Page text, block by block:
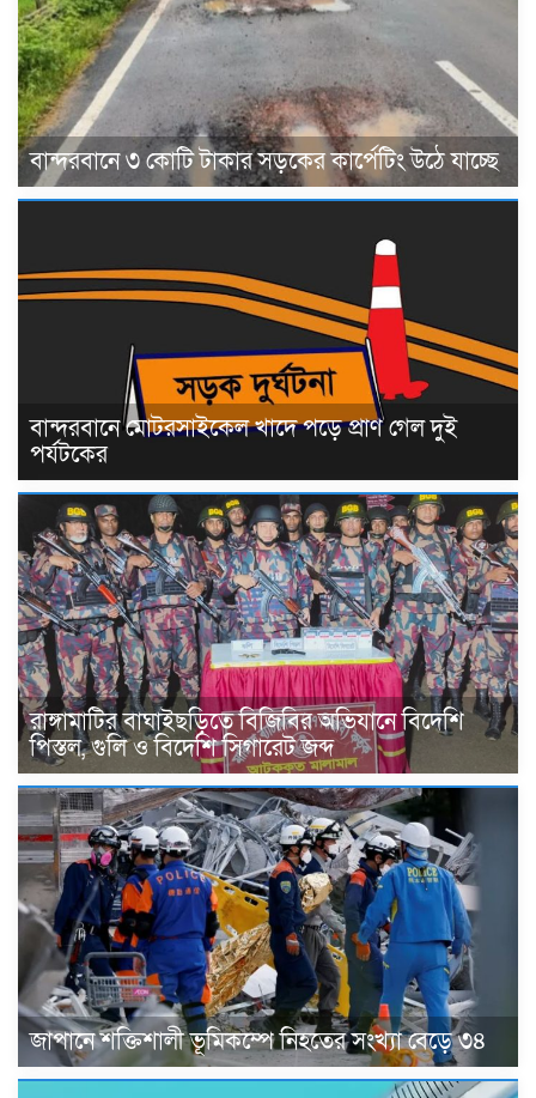
বান্দরবানে ৩ কোটি টাকার সড়কের কার্পেটিং উঠে যাচ্ছে
বান্দরবানে মোটরসাইকেল খাদে পড়ে প্রাণ গেল দুই
পর্যটকের
রাঙ্গামাটির বাঘাইছড়িতে বিজিবির অভিযানে বিদেশি
পিস্তল, গুলি ও বিদেশি সিগারেট জব্দ
জাপানে শক্তিশালী ভূমিকম্পে নিহতের সংখ্যা বেড়ে ৩৪